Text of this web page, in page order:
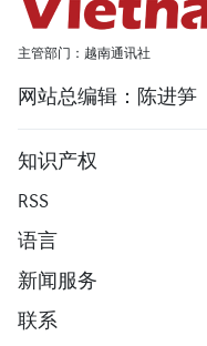
主管部门：越南通讯社
网站总编辑：陈进笋
知识产权
RSS
语言
新闻服务
联系